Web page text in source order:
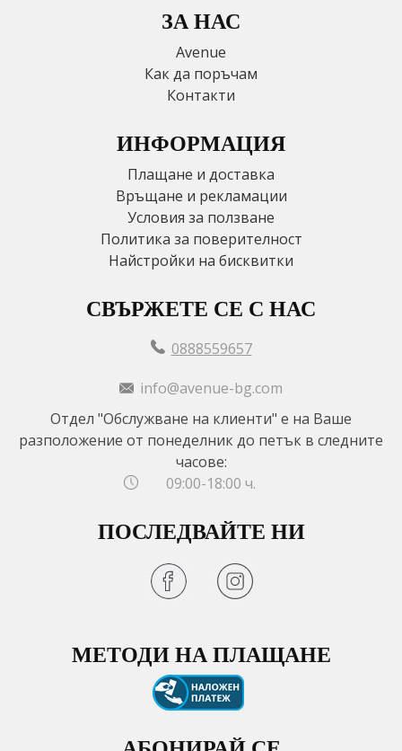
ЗА НАС
Avenue
Как да поръчам
Контакти
ИНФОРМАЦИЯ
Плащане и доставка
Връщане и рекламации
Условия за ползване
Политика за поверителност
Найстройки на бисквитки
СВЪРЖЕТЕ СЕ С НАС
0888559657
info@avenue-bg.com
Отдел "Обслужване на клиенти" е на Ваше
разположение от понеделник до петък в следните
часове:
09:00-18:00 ч.
ПОСЛЕДВАЙТЕ НИ
МЕТОДИ НА ПЛАЩАНЕ